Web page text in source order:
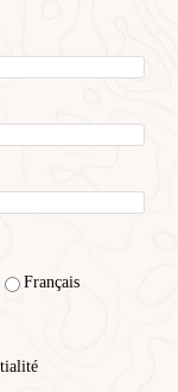
Français